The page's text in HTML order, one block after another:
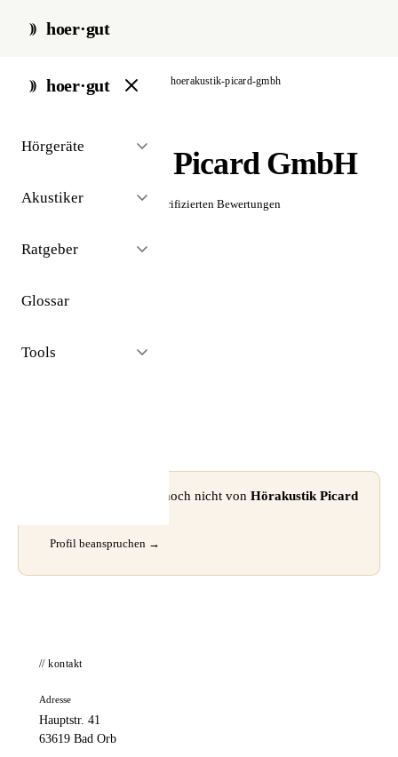
hoer·gut
hoer·gut
Hörgeräte
Akustiker
Ratgeber
Glossar
Tools
start / akustiker / bad orb hoerakustik-picard-gmbh
Hörakustik Picard GmbH
☆☆☆☆☆ Noch keine verifizierten Bewertungen
⚠ Dieses Profil wurde noch nicht von Hörakustik Picard
Profil beanspruchen →
// kontakt
Adresse
Hauptstr. 41
63619 Bad Orb